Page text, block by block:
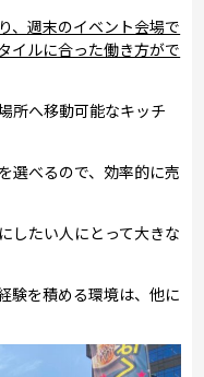
、週末のイベント会場で
イルに合った働き方がで
所へ移動可能なキッチ
選べるので、効率的に売
したい人にとって大きな
験を積める環境は、他に